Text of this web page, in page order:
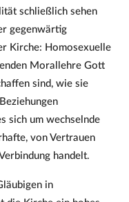
schließlich sehen
gegenwärtig
Kirche: Homosexuelle
Morallehre Gott
sind, wie sie
sich um wechselnde
von Vertrauen
handelt.
in